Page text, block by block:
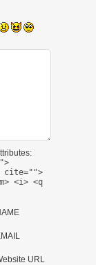
cite="">
<i> <q
URL